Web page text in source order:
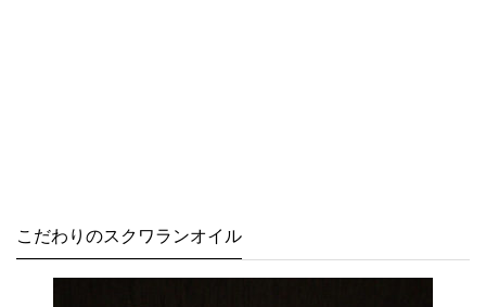
こだわりのスクワランオイル